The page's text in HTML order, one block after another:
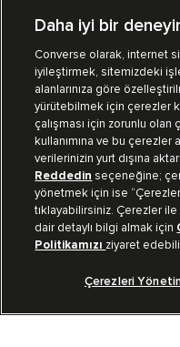
Mağazalarımız
Müşteri İlişkileri
Koleksiyon
Kurumsal
Bizi Takip Et
Daha iyi bir
Converse olarak, internet
iyileştirmek, sitemizdeki
alanlarınıza göre
yürütebilmek için çerezler
çalışması için zorunlu olan
kullanımına ve bu çerezler
verilerinizin yurt dışına
Reddedin seçeneğine;
yönetmek için ise
tıklayabilirsiniz. Çerezler
dair detaylı bilgi almak için
Politikamızı ziyaret
Çerezleri